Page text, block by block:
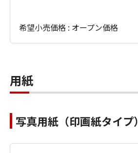
希望小売価格 : オープン価格
用紙
写真用紙（印画紙タイプ）